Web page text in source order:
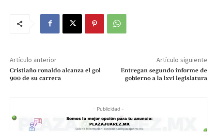
Artículo anterior
Cristiaño ronaldo alcanza el gol
900 de su carrera
Artículo siguiente
Entregan segundo informe de
gobierno a la lxvi legislatura
- Publicidad -